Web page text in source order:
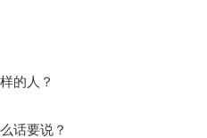
的人？
话要说？